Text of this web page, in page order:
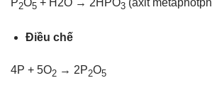
P2O5 + H2O → 2HPO3 (axit
Điều chế
4P + 5O2 → 2P2O5